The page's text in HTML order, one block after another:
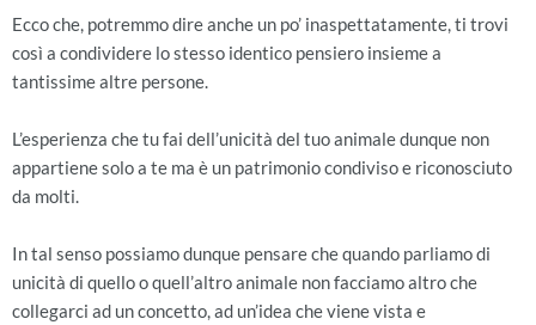
Ecco che, potremmo dire anche un po’ inaspettatamente, ti trovi
così a condividere lo stesso identico pensiero insieme a
tantissime altre persone.
L’esperienza che tu fai dell’unicità del tuo animale dunque non
appartiene solo a te ma è un patrimonio condiviso e riconosciuto
da molti.
In tal senso possiamo dunque pensare che quando parliamo di
unicità di quello o quell’altro animale non facciamo altro che
collegarci ad un concetto, ad un’idea che viene vista e